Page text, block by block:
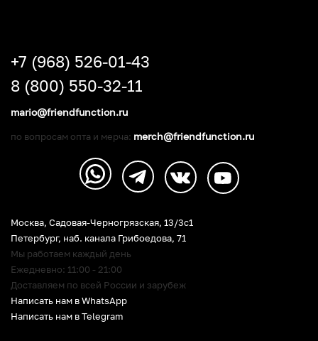
Москва, Садовая-Черногрязская, 13/3c1
Петербург, наб. канала Грибоедова, 71
Мы работаем каждый день
Ежедневно: 11:00 - 21:00
Доставляем по всей России и зарубеж
Написать нам в WhatsApp
Написать нам в Telegram
+7 (968) 526-01-43
8 (800) 550-32-11
mario@friendfunction.ru
по вопросам опта и мерча: merch@friendfunction.ru